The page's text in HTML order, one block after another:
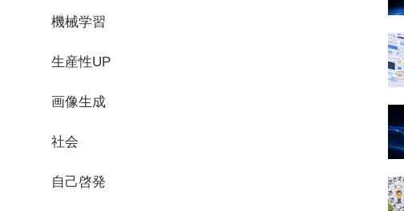
機械学習
生産性UP
画像生成
社会
自己啓発